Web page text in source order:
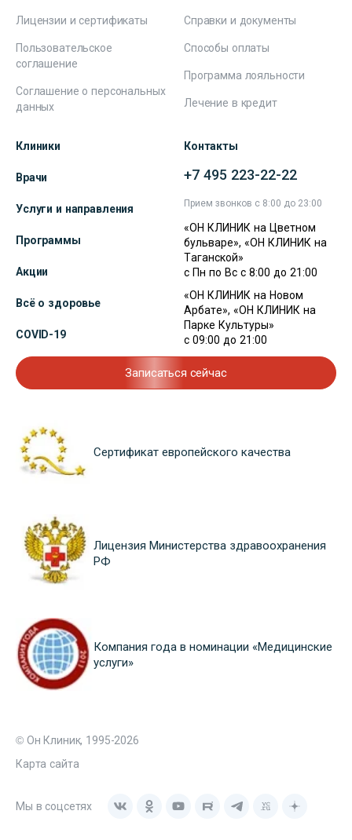
Лицензии и сертификаты
Пользовательское
соглашение
Соглашение о персональных
данных
Справки и документы
Способы оплаты
Программа лояльности
Лечение в кредит
Клиники
Врачи
Услуги и направления
Программы
Акции
Всё о здоровье
COVID-19
Контакты
+7 495 223-22-22
Прием звонков с 8:00 до 23:00
«ОН КЛИНИК на Цветном
бульваре», «ОН КЛИНИК на
Таганской»
с Пн по Вс с 8:00 до 21:00
«ОН КЛИНИК на Новом
Арбате», «ОН КЛИНИК на
Парке Культуры»
с 09:00 до 21:00
Записаться сейчас
Сертификат европейского качества
Лицензия Министерства здравоохранения
РФ
Компания года в номинации «Медицинские
услуги»
© Он Клиник, 1995-2026
Карта сайта
Мы в соцсетях